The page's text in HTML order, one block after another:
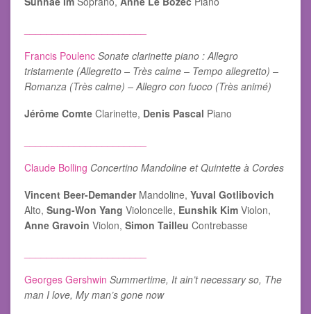
Francis Poulenc Sonate clarinette piano : Allegro
tristamente (Allegretto – Très calme – Tempo allegretto) –
Romanza (Très calme) – Allegro con fuoco (Très animé)
Jérôme Comte Clarinette, Denis Pascal Piano
Claude Bolling Concertino Mandoline et Quintette à Cordes
Vincent Beer-DemanderMandoline, Yuval Gotlibovich
Alto, Sung-Won Yang Violoncelle, Eunshik Kim Violon,
Anne Gravoin Violon, Simon Tailleu Contrebasse
Georges Gershwin Summertime, It ain’t necessary so, The
man I love, My man’s gone now